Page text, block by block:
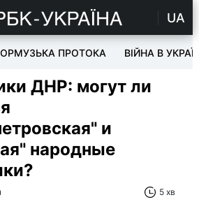
UA
ОРМУЗЬКА ПРОТОКА ВІЙНА В УКРАЇНІ
ДНР: могут ли
и
народные
5 хв